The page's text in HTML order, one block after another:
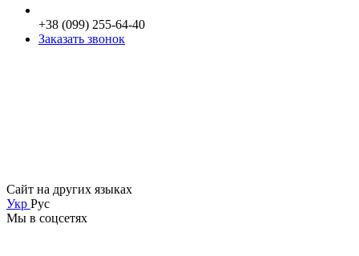
+38 (099) 255-64-40
Заказать звонок
Сайт на других языках
Укр Рус
Мы в соцсетях